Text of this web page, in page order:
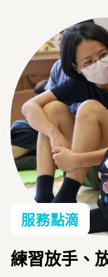
服務點滴
練習放手、